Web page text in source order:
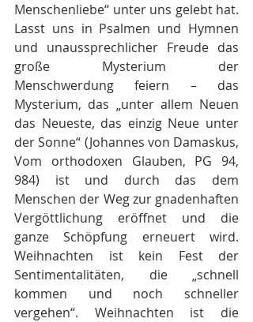
Menschenliebe“ unter uns gelebt hat.
Lasst uns in Psalmen und Hymnen
und unaussprechlicher Freude das
große Mysterium der
Menschwerdung feiern – das
Mysterium, das „unter allem Neuen
das Neueste, das einzig Neue unter
der Sonne“ (Johannes von Damaskus,
Vom orthodoxen Glauben, PG 94,
984) ist und durch das dem
Menschen der Weg zur gnadenhaften
Vergöttlichung eröffnet und die
ganze Schöpfung erneuert wird.
Weihnachten ist kein Fest der
Sentimentalitäten, die „schnell
kommen und noch schneller
vergehen“. Weihnachten ist die